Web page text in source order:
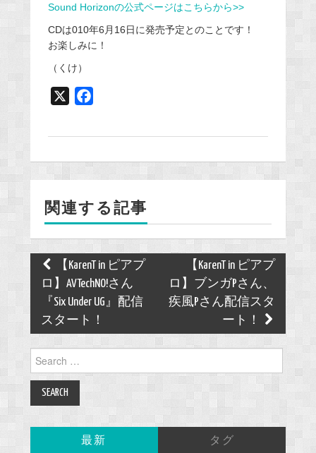
Sound Horizonの公式ページはこちらから>>
CDは010年6月16日に発売予定とのことです！
お楽しみに！
（くけ）
b
o
k
関連する記事
Post
navigation
【KarenT in ピアプ
ロ】AVTechNO!さん
『Six Under UG』配信
スタート！
【KarenT in ピアプ
ロ】ブンガPさん、
疾風Pさん配信スタ
ート！
for:
最新 タグ